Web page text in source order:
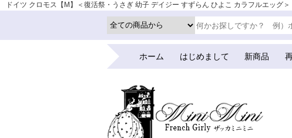
ドイツ クロモス【M】＜復活祭・うさぎ 幼子 デイジー すずらん ひよこ カラフルエッ
ホーム はじめまして 新商品